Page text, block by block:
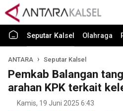
Seputar Kalsel Olahraga
ANTARA Seputar Kalsel
Pemkab Balangan
arahan KPK terkait
Kamis, 19 Juni 2025 6:43